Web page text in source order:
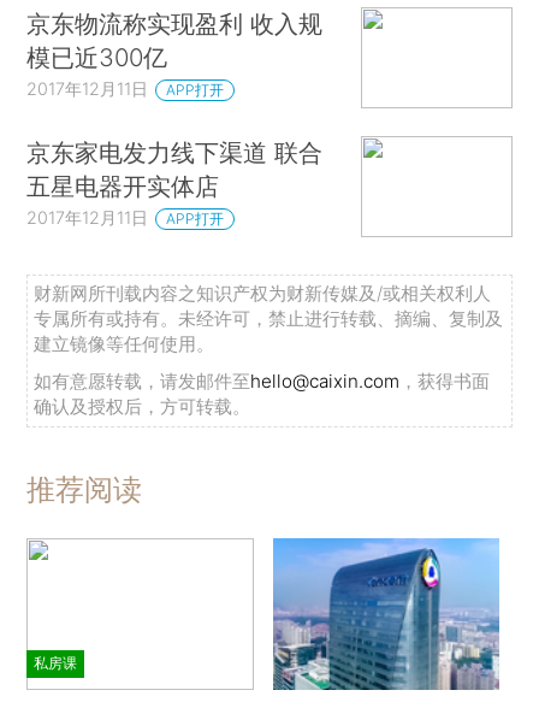
京东物流称实现盈利 收入规
模已近300亿
2017年12月11日 APP打开
京东家电发力线下渠道 联合
五星电器开实体店
2017年12月11日 APP打开
财新网所刊载内容之知识产权为财新传媒及/或相关权利人
专属所有或持有。未经许可，禁止进行转载、摘编、复制及
建立镜像等任何使用。
如有意愿转载，请发邮件至hello@caixin.com ，获得书面
确认及授权后，方可转载。
推荐阅读
私房课